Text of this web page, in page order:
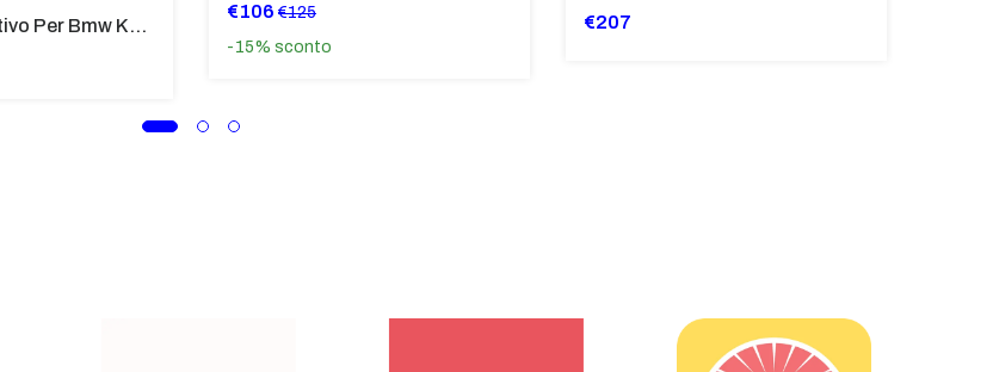
Cupolino Sportivo Per Bmw K 1200 R Sport 2005-07 TRASPARENTE - Sc967-T
€106 €125
-15% sconto
€207